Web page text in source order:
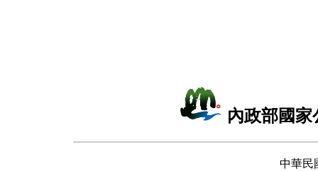
內政部國
中華民